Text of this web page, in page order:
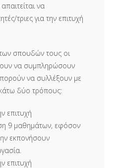
να
τριες για την επιτυχή
σπουδών τους οι
να συμπληρώσουν
να συλλέξουν με
δύο τρόπους:
επιτυχή
9 μαθημάτων, εφόσον
εκπονήσουν
επιτυχή